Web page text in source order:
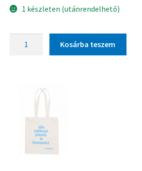
1 készleten (utánrendelhető)
Kosárba teszem